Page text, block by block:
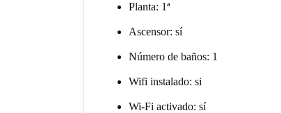
Planta: 1ª
Ascensor: sí
Número de baños: 1
Wifi instalado: si
Wi-Fi activado: sí